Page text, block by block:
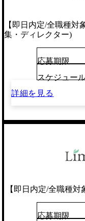
【即日内定/全職種対
集・ディレクター)
応募期限
スケジュー
詳細を見る
【即日内定/全職種
応募期限